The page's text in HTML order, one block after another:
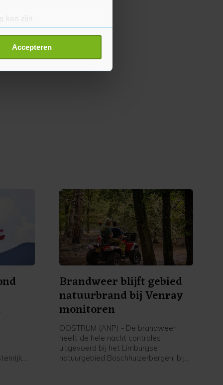
kan zijn
detailgedeelte
Accepteren
Brandweer blijft gebied
natuurbrand bij Venray
monitoren
OOSTRUM (ANP) - De brandweer
heeft de hele nacht controles
uitgevoerd bij het Limburgse
natuurgebied Boschhuizerbergen, bij